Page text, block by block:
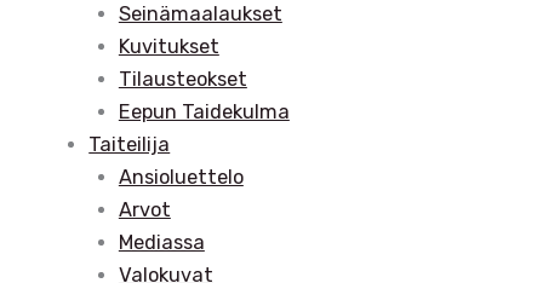
Seinämaalaukset
Kuvitukset
Tilausteokset
Eepun Taidekulma
Taiteilija
Ansioluettelo
Arvot
Mediassa
Valokuvat